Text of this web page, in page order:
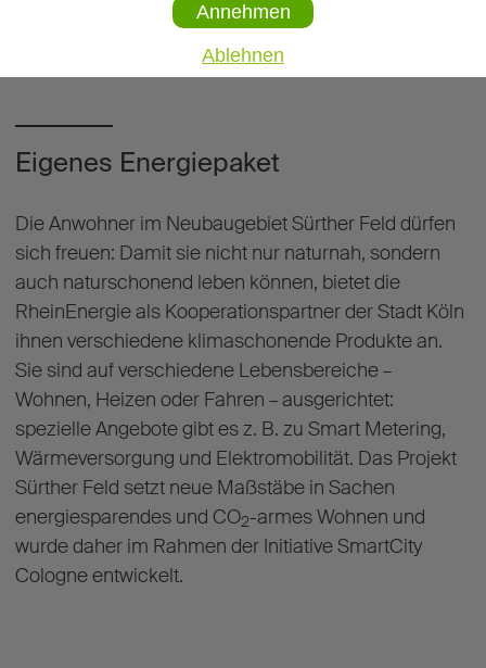
Annehmen
Ablehnen
Eigenes Energiepaket
Die Anwohner im Neubaugebiet Sürther Feld dürfen
sich freuen: Damit sie nicht nur naturnah, sondern
auch naturschonend leben können, bietet die
RheinEnergie als Kooperationspartner der Stadt Köln
ihnen verschiedene klimaschonende Produkte an.
Sie sind auf verschiedene Lebensbereiche –
Wohnen, Heizen oder Fahren – ausgerichtet:
spezielle Angebote gibt es z. B. zu Smart Metering,
Wärmeversorgung und Elektromobilität. Das Projekt
Sürther Feld setzt neue Maßstäbe in Sachen
energiesparendes und CO2-armes Wohnen und
wurde daher im Rahmen der Initiative SmartCity
Cologne entwickelt.